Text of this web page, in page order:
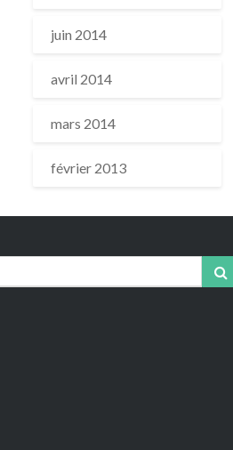
juin 2014
avril 2014
mars 2014
février 2013